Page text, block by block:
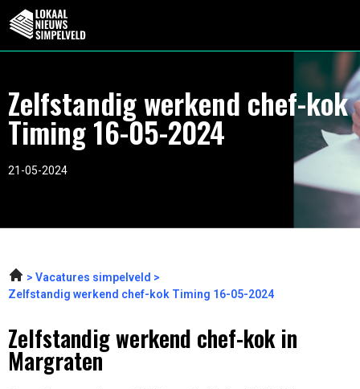
Zelfstandig werkend chef-kok
Timing 16-05-2024
21-05-2024
Vacatures simpelveld
Zelfstandig werkend chef-kok Timing 16-05-2024
Zelfstandig werkend chef-kok in
Margraten